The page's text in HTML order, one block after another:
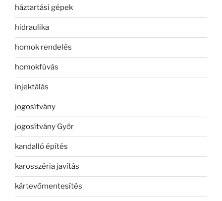
háztartási gépek
hidraulika
homok rendelés
homokfúvás
injektálás
jogosítvány
jogosítvány Győr
kandalló építés
karosszéria javítás
kártevőmentesítés